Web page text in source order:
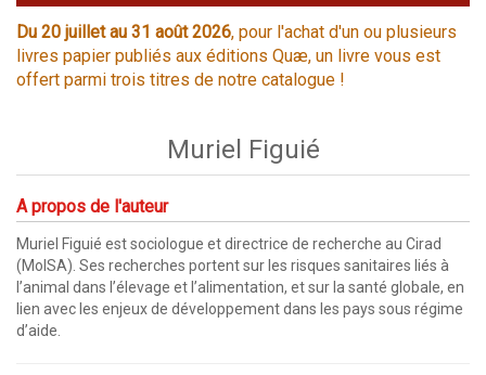
Du 20 juillet au 31 août 2026, pour l'achat d'un ou plusieurs
livres papier publiés aux éditions Quæ, un livre vous est
offert parmi trois titres de notre catalogue !
Muriel Figuié
A propos de l'auteur
Muriel Figuié est sociologue et directrice de recherche au Cirad
(MoISA). Ses recherches portent sur les risques sanitaires liés à
l’animal dans l’élevage et l’alimentation, et sur la santé globale, en
lien avec les enjeux de développement dans les pays sous régime
d’aide.